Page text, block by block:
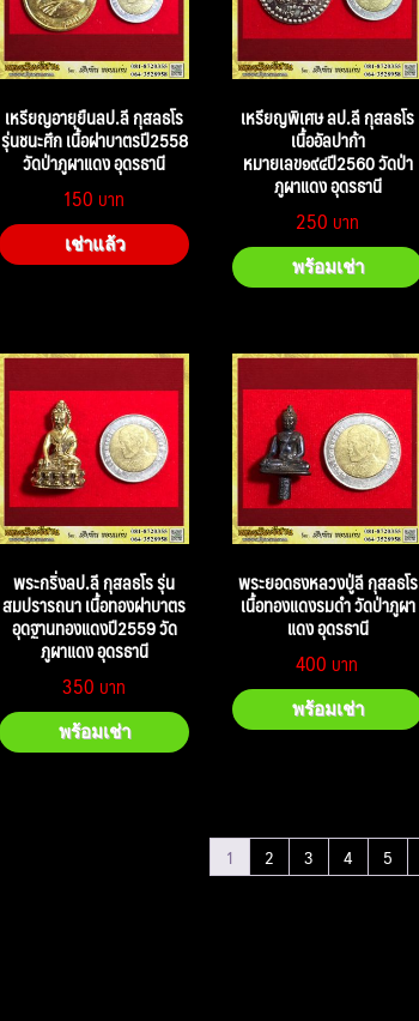
เหรียญอายุยืนลป.ลี กุสลธโร
รุ่นชนะศึก เนื้อฝาบาตรปี2558
วัดป่าภูผาแดง อุดรธานี
150
เช่าแล้ว
เหรียญพิเศษ ลป.ลี กุสลธโร
เนื้ออัลปาก้า
หมายเลข๑๙๔ปี2560 วัดป่า
ภูผาแดง อุดรธานี
250
พร้อมเช่า
พระกริ่งลป.ลี กุสลธโร รุ่น
สมปรารถนา เนื้อทองฝาบาตร
อุดฐานทองแดงปี2559 วัด
ภูผาแดง อุดรธานี
350
พร้อมเช่า
พระยอดธงหลวงปู่ลี กุสลธโร
เนื้อทองแดงรมดำ วัดป่าภูผา
แดง อุดรธานี
400
พร้อมเช่า
1 2 3 4 5